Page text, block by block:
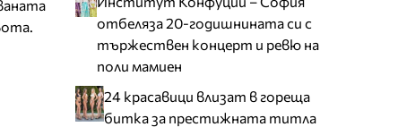
отбеляза 20-годишнината си с
тържествен концерт и ревю на
поли мамиен
24 красавици влизат в гореща
битка за престижната титла